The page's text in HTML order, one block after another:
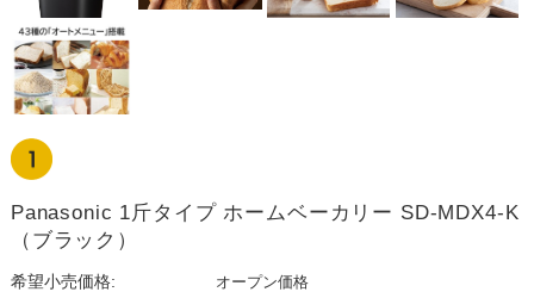
Panasonic 1斤タイプ ホームベーカリー SD-MDX4-K
（ブラック）
希望小売価格:
オープン価格